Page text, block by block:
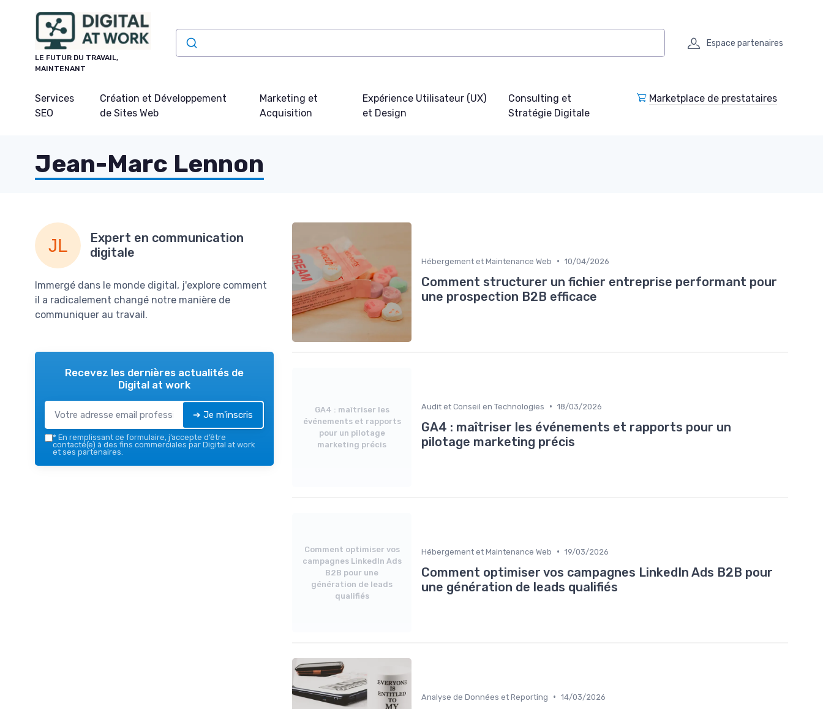
LE FUTUR DU TRAVAIL,
MAINTENANT
Espace partenaires
Services
SEO
Création et Développement
de Sites Web
Marketing et
Acquisition
Expérience Utilisateur (UX)
et Design
Consulting et
Stratégie Digitale
Marketplace de prestataires
Jean-Marc Lennon
Expert en communication
digitale
Immergé dans le monde digital, j'explore comment
il a radicalement changé notre manière de
communiquer au travail.
Recevez les dernières actualités de
Digital at work
➔ Je m'inscris
* En remplissant ce formulaire, j’accepte d’être
contacté(e) à des fins commerciales par Digital at work
et ses partenaires.
Hébergement et Maintenance Web • 10/04/2026
Comment structurer un fichier entreprise performant pour
une prospection B2B efficace
GA4 : maîtriser les
événements et rapports
pour un pilotage
marketing précis
Audit et Conseil en Technologies • 18/03/2026
GA4 : maîtriser les événements et rapports pour un
pilotage marketing précis
Comment optimiser vos
campagnes LinkedIn Ads
B2B pour une
génération de leads
qualifiés
Hébergement et Maintenance Web • 19/03/2026
Comment optimiser vos campagnes LinkedIn Ads B2B pour
une génération de leads qualifiés
Analyse de Données et Reporting • 14/03/2026